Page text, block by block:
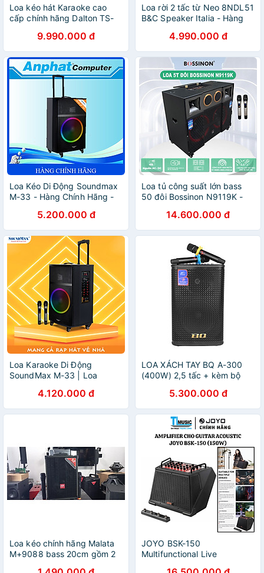
Loa kéo hát Karaoke cao
cấp chính hãng Dalton TS-
9.990.000 đ
Loa rời 2 tấc từ Neo 8NDL51
B&C Speaker Italia - Hàng
4.990.000 đ
Loa Kéo Di Động Soundmax
M-33 - Hàng Chính Hãng -
5.200.000 đ
Loa tủ công suất lớn bass
50 đôi Bossinon N9119K -
Chính Hãng14.600.000 đ
Loa Karaoke Di Động
SoundMax M-33 | Loa
Trolley Speaker | Công suất
100W, Bass 12" | Hỗ trợ
USB, Thẻ Nhớ TF, Đèn LED
Chính Hãng
4.120.000 đ
LOA XÁCH TAY BQ A-300
(400W) 2,5 tấc + kèm bộ
chính hãng5.300.000 đ
Loa kéo chính hãng Malata
M+9088 bass 20cm gồm 2
JOYO BSK-150
Multifunctional Live